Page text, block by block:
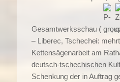
Gesamtwerksschau ( ,
– Liberec, Tschechei:
Kettensägenarbeit am
deutsch-tschechischen
Schenkung der in Auftrag